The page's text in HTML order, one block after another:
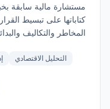
كتاباتها على تبسيط
المخاطر والتكاليف
التحليل الاقتصادي